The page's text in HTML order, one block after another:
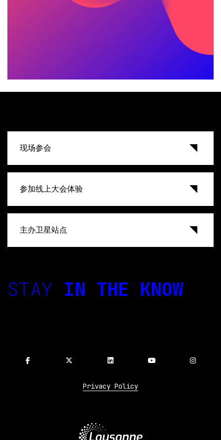
现场参会
参加线上大会体验
主办卫星站点
STAY IN THE KNOW
Privacy Policy